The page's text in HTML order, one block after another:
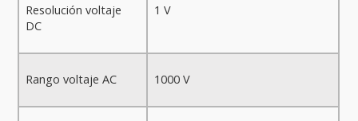
Resolución voltaje
DC
1 V
Rango voltaje AC 1000 V